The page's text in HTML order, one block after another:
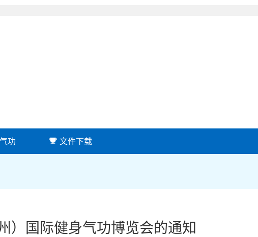
功 文件下载
）国际健身气功博览会的通知